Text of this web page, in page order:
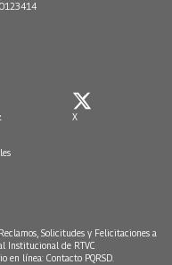
X
Solicitudes y Felicitaciones a
Institucional de RTVC
en línea: Contacto PQRSD.